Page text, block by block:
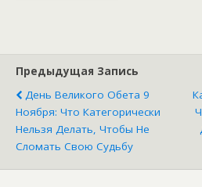
Предыдущая Запись
День Великого Обета 9
Ноября: Что Категорически
Нельзя Делать, Чтобы Не
Сломать Свою Судьбу